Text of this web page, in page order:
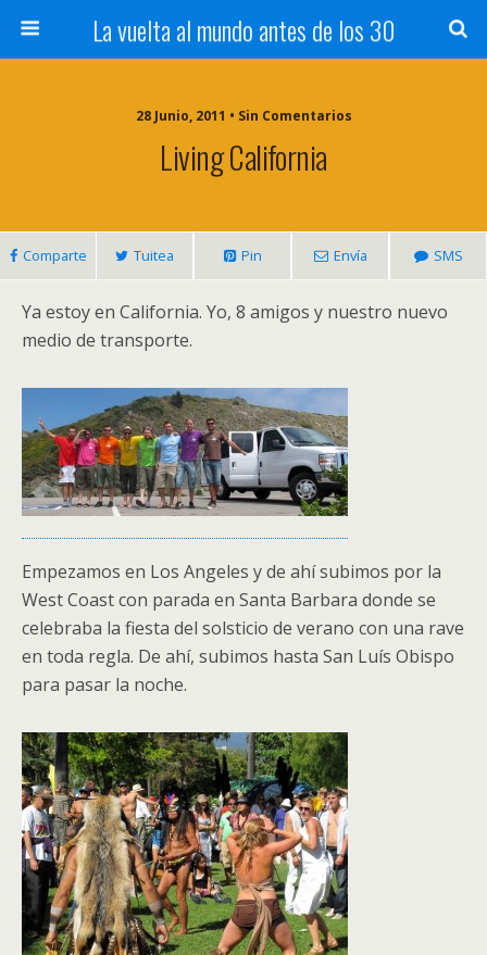
La vuelta al mundo antes de los 30
28 Junio, 2011 • Sin Comentarios
Living California
Comparte Tuitea Pin Envía SMS
Ya estoy en California. Yo, 8 amigos y nuestro nuevo
medio de transporte.
Empezamos en Los Angeles y de ahí subimos por la
West Coast con parada en Santa Barbara donde se
celebraba la fiesta del solsticio de verano con una rave
en toda regla. De ahí, subimos hasta San Luís Obispo
para pasar la noche.